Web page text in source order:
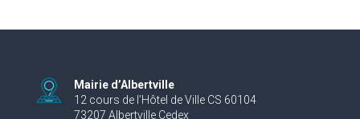
Mairie d’Albertville
12 cours de l’Hôtel de Ville CS 60104
73207 Albertville Cedex